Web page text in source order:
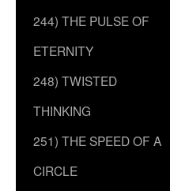
244) THE PULSE OF
ETERNITY
248) TWISTED
THINKING
251) THE SPEED OF A
CIRCLE